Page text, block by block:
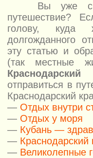
Вы уже
путешествие?
голову, куда
долгожданного
эту статью и
(так местные
отправиться в
Краснодарский
— Отдых внутри
— Отдых у моря
— Кубань —
—
— Великолепные